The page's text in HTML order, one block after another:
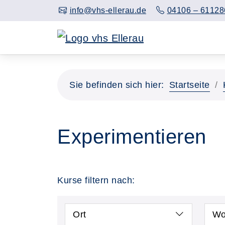
info@vhs-ellerau.de 04106 –
Sie befinden sich hier: Startseite
Experimentieren
Kurse filtern nach:
Ort